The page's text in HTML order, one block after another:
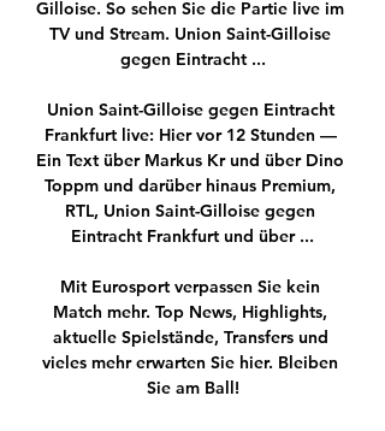
Gilloise. So sehen Sie die Partie live im
TV und Stream. Union Saint-Gilloise
gegen Eintracht ...
Union Saint-Gilloise gegen Eintracht
Frankfurt live: Hier vor 12 Stunden —
Ein Text über Markus Kr und über Dino
Toppm und darüber hinaus Premium,
RTL, Union Saint-Gilloise gegen
Eintracht Frankfurt und über ...
Mit Eurosport verpassen Sie kein
Match mehr. Top News, Highlights,
aktuelle Spielstände, Transfers und
vieles mehr erwarten Sie hier. Bleiben
Sie am Ball!